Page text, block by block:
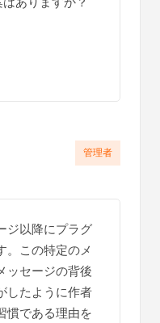
ジ以降にプラグ
。この特定のメ
ッセージの背後
したように作者
慣である理由を
管理者